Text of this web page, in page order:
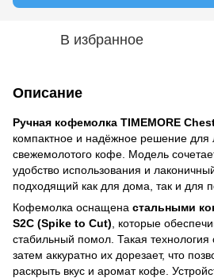
В избранное
Описание
Ручная кофемолка TIMEMORE
компактное и надёжное решение для
свежемолотого кофе. Модель
удобство использования и
подходящий как для дома, так и для
Кофемолка оснащена стальными
S2C (Spike to Cut) , которые
стабильный помол. Такая технология
затем аккуратно их дорезает, что
раскрыть вкус и аромат кофе.